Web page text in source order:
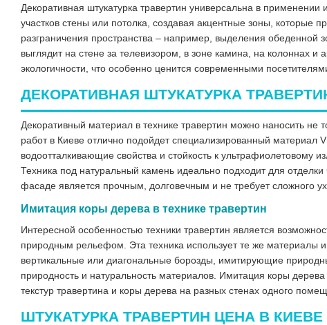
Декоративная штукатурка травертин универсальна в
участков стены или потолка, создавая акцентные зоны, которые
разграничения пространства – например, выделения обеденной
выглядит на стене за телевизором, в зоне камина, на колоннах
экологичности, что особенно ценится современными
ДЕКОРАТИВНАЯ ШТУКАТУРКА
Декоративный материал в технике травертин можно наносить
работ в Киеве отлично подойдет специализированный материал
водоотталкивающие свойства и стойкость к ультрафиолетовому
Техника под натуральный камень идеально подходит для
фасаде является прочным, долговечным и не требует сложного
Имитация коры дерева в технике травертин
Интересной особенностью техники травертин является
природным рельефом. Эта техника использует те же материалы
вертикальные или диагональные борозды, имитирующие
природность и натуральность материалов. Имитация коры
текстур травертина и коры дерева на разных стенах одного
ШТУКАТУРКА ТРАВЕРТИН ЦЕНА В КИЕВЕ